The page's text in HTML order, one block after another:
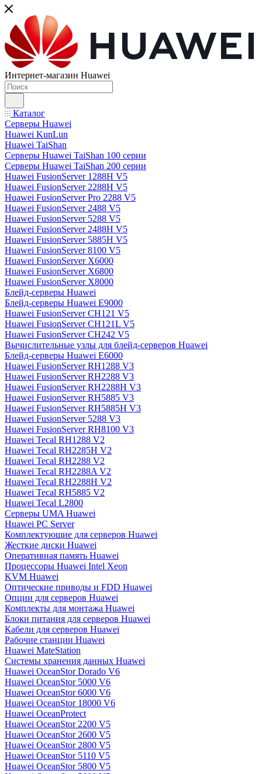
Интернет-магазин Huawei
Каталог
Серверы Huawei
Huawei KunLun
Huawei TaiShan
Серверы Huawei TaiShan 100 серии
Серверы Huawei TaiShan 200 серии
Huawei FusionServer 1288H V5
Huawei FusionServer 2288H V5
Huawei FusionServer Pro 2288 V5
Huawei FusionServer 2488 V5
Huawei FusionServer 5288 V5
Huawei FusionServer 2488H V5
Huawei FusionServer 5885H V5
Huawei FusionServer 8100 V5
Huawei FusionServer X6000
Huawei FusionServer X6800
Huawei FusionServer X8000
Блейд-серверы Huawei
Блейд-серверы Huawei E9000
Huawei FusionServer CH121 V5
Huawei FusionServer CH121L V5
Huawei FusionServer CH242 V5
Вычислительные узлы для блейд-серверов Huawei
Блейд-серверы Huawei E6000
Huawei FusionServer RH1288 V3
Huawei FusionServer RH2288 V3
Huawei FusionServer RH2288H V3
Huawei FusionServer RH5885 V3
Huawei FusionServer RH5885H V3
Huawei FusionServer 5288 V3
Huawei FusionServer RH8100 V3
Huawei Tecal RH1288 V2
Huawei Tecal RH2285H V2
Huawei Tecal RH2288 V2
Huawei Tecal RH2288A V2
Huawei Tecal RH2288H V2
Huawei Tecal RH5885 V2
Huawei Tecal L2800
Серверы UMA Huawei
Huawei PC Server
Комплектующие для серверов Huawei
Жесткие диски Huawei
Оперативная память Huawei
Процессоры Huawei Intel Xeon
KVM Huawei
Оптические приводы и FDD Huawei
Опции для серверов Huawei
Комплекты для монтажа Huawei
Блоки питания для серверов Huawei
Кабели для серверов Huawei
Рабочие станции Huawei
Huawei MateStation
Системы хранения данных Huawei
Huawei OceanStor Dorado V6
Huawei OceanStor 5000 V6
Huawei OceanStor 6000 V6
Huawei OceanStor 18000 V6
Huawei OceanProtect
Huawei OceanStor 2200 V5
Huawei OceanStor 2600 V5
Huawei OceanStor 2800 V5
Huawei OceanStor 5110 V5
Huawei OceanStor 5800 V5